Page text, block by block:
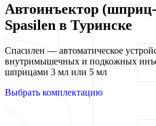
Автоинъектор
Spasilen в Туринске
Спасилен — автоматическое
внутримышечных и подкожных
шприцами 3 мл или 5 мл
Выбрать комплектацию